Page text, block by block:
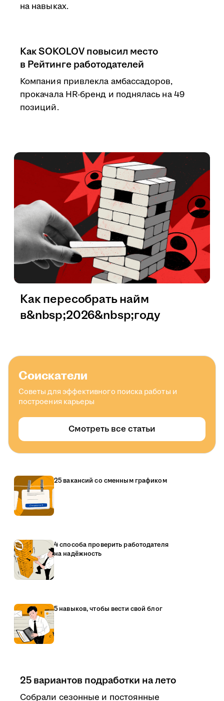
на навыках.
Как SOKOLOV повысил место
в Рейтинге работодателей
Компания привлекла амбассадоров,
прокачала HR-бренд и поднялась на 49
позиций.
Как пересобрать найм
в&nbsp;2026&nbsp;году
Соискатели
Советы для эффективного поиска работы и
построения карьеры
Смотреть все статьи
25 вакансий со сменным графиком
4 способа проверить работодателя
на надёжность
5 навыков, чтобы вести свой блог
25 вариантов подработки на лето
Собрали сезонные и постоянные